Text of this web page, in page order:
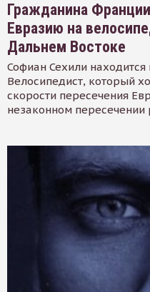
Гражданина
Евразию на
Дальнем Востоке
Софиан Сехили
Велосипедист, который
скорости пересечения
незаконном